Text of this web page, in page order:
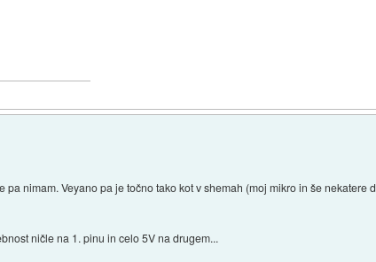
nimam. Veyano pa je točno tako kot v shemah (moj mikro in še nekatere
ničle na 1. pinu in celo 5V na drugem...